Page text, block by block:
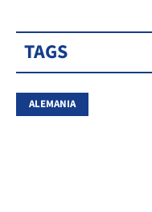
TAGS
ALEMANIA